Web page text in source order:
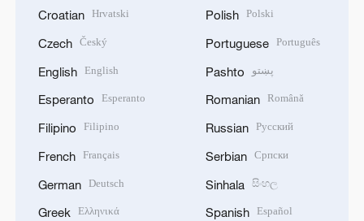
Croatian Hrvatski
Czech Český
English English
Esperanto Esperanto
Filipino Filipino
French Français
German Deutsch
Greek Ελληνικά
Polish Polski
Portuguese Português
Pashto پښتو
Romanian Română
Russian Русский
Serbian Српски
Sinhala සිංහල
Spanish Español